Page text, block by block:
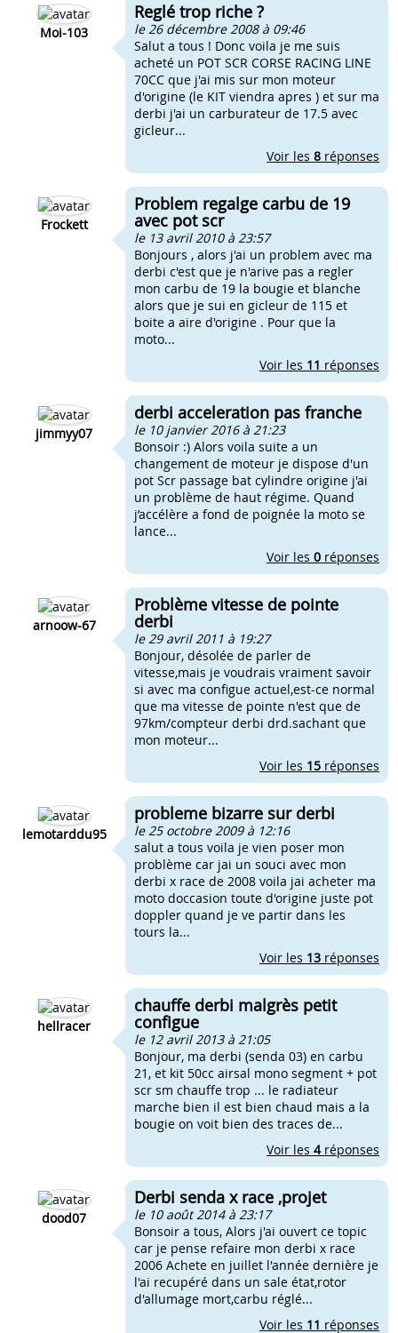
Moi-103
Reglé trop riche ?
le 26 décembre 2008 à 09:46
Salut a tous ! Donc voila je me suis
acheté un POT SCR CORSE RACING LINE
70CC que j'ai mis sur mon moteur
d'origine (le KIT viendra apres ) et sur ma
derbi j'ai un carburateur de 17.5 avec
gicleur...
Voir les 8 réponses
Frockett
Problem regalge carbu de 19
avec pot scr
le 13 avril 2010 à 23:57
Bonjours , alors j'ai un problem avec ma
derbi c'est que je n'arive pas a regler
mon carbu de 19 la bougie et blanche
alors que je sui en gicleur de 115 et
boite a aire d'origine . Pour que la
moto...
Voir les 11 réponses
jimmyy07
derbi acceleration pas franche
le 10 janvier 2016 à 21:23
Bonsoir :) Alors voila suite a un
changement de moteur je dispose d'un
pot Scr passage bat cylindre origine j'ai
un problème de haut régime. Quand
j’accélère a fond de poignée la moto se
lance...
Voir les 0 réponses
arnoow-67
Problème vitesse de pointe
derbi
le 29 avril 2011 à 19:27
Bonjour, désolée de parler de
vitesse,mais je voudrais vraiment savoir
si avec ma configue actuel,est-ce normal
que ma vitesse de pointe n'est que de
97km/compteur derbi drd.sachant que
mon moteur...
Voir les 15 réponses
lemotarddu95
probleme bizarre sur derbi
le 25 octobre 2009 à 12:16
salut a tous voila je vien poser mon
problème car jai un souci avec mon
derbi x race de 2008 voila jai acheter ma
moto doccasion toute d'origine juste pot
doppler quand je ve partir dans les
tours la...
Voir les 13 réponses
hellracer
chauffe derbi malgrès petit
configue
le 12 avril 2013 à 21:05
Bonjour, ma derbi (senda 03) en carbu
21, et kit 50cc airsal mono segment + pot
scr sm chauffe trop ... le radiateur
marche bien il est bien chaud mais a la
bougie on voit bien des traces de...
Voir les 4réponses
dood07
Derbi senda x race ,projet
le 10 août 2014 à 23:17
Bonsoir a tous, Alors j'ai ouvert ce topic
car je pense refaire mon derbi x race
2006 Achete en juillet l'année dernière je
l'ai recupéré dans un sale état,rotor
d'allumage mort,carbu réglé...
Voir les 11 réponses